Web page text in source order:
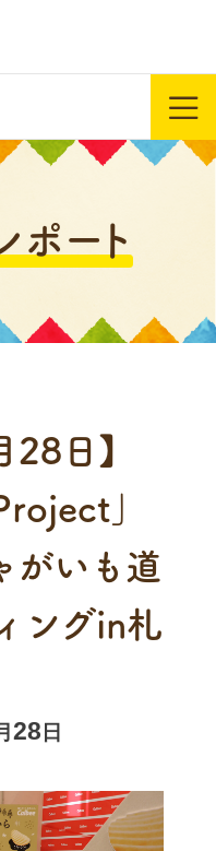
ポート
28日】
」
がいも道
ングin札
28 日